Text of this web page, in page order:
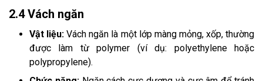
2.4 Vách ngăn
Vật liệu: Vách ngăn là một lớp màng mỏng, xốp, thường
được làm từ polymer (ví dụ: polyethylene hoặc
polypropylene).